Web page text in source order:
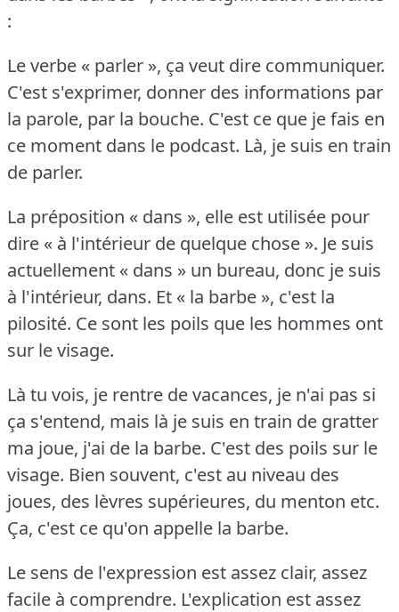
:
Le verbe « parler », ça veut dire communiquer.
C'est s'exprimer, donner des informations par
la parole, par la bouche. C'est ce que je fais en
ce moment dans le podcast. Là, je suis en train
de parler.
La préposition « dans », elle est utilisée pour
dire « à l'intérieur de quelque chose ». Je suis
actuellement « dans » un bureau, donc je suis
à l'intérieur, dans. Et « la barbe », c'est la
pilosité. Ce sont les poils que les hommes ont
sur le visage.
Là tu vois, je rentre de vacances, je n'ai pas si
ça s'entend, mais là je suis en train de gratter
ma joue, j'ai de la barbe. C'est des poils sur le
visage. Bien souvent, c'est au niveau des
joues, des lèvres supérieures, du menton etc.
Ça, c'est ce qu'on appelle la barbe.
Le sens de l'expression est assez clair, assez
facile à comprendre. L'explication est assez